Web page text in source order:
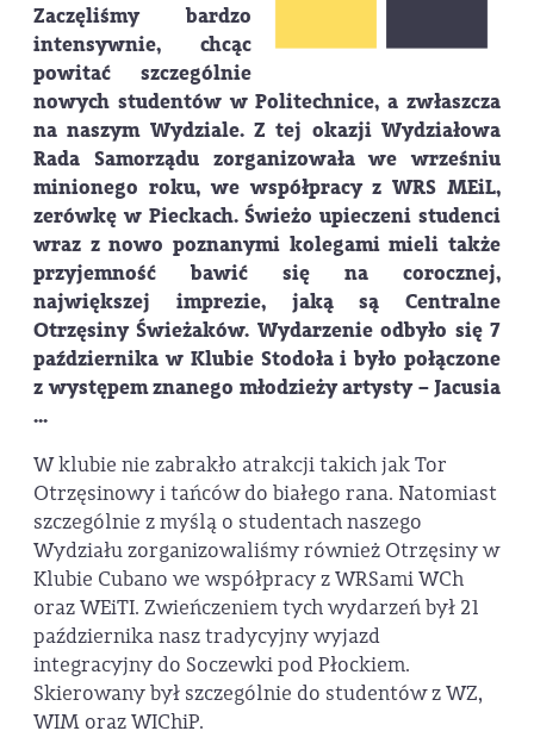
Zaczęliśmy bardzo
intensywnie, chcąc
powitać szczególnie
nowych studentów w Politechnice, a zwłaszcza
na naszym Wydziale. Z tej okazji Wydziałowa
Rada Samorządu zorganizowała we wrześniu
minionego roku, we współpracy z WRS MEiL,
zerówkę w Pieckach. Świeżo upieczeni studenci
wraz z nowo poznanymi kolegami mieli także
przyjemność bawić się na corocznej,
największej imprezie, jaką są Centralne
Otrzęsiny Świeżaków. Wydarzenie odbyło się 7
października w Klubie Stodoła i było połączone
z występem znanego młodzieży artysty – Jacusia
...
W klubie nie zabrakło atrakcji takich jak Tor
Otrzęsinowy i tańców do białego rana. Natomiast
szczególnie z myślą o studentach naszego
Wydziału zorganizowaliśmy również Otrzęsiny w
Klubie Cubano we współpracy z WRSami WCh
oraz WEiTI. Zwieńczeniem tych wydarzeń był 21
października nasz tradycyjny wyjazd
integracyjny do Soczewki pod Płockiem.
Skierowany był szczególnie do studentów z WZ,
WIM oraz WIChiP.